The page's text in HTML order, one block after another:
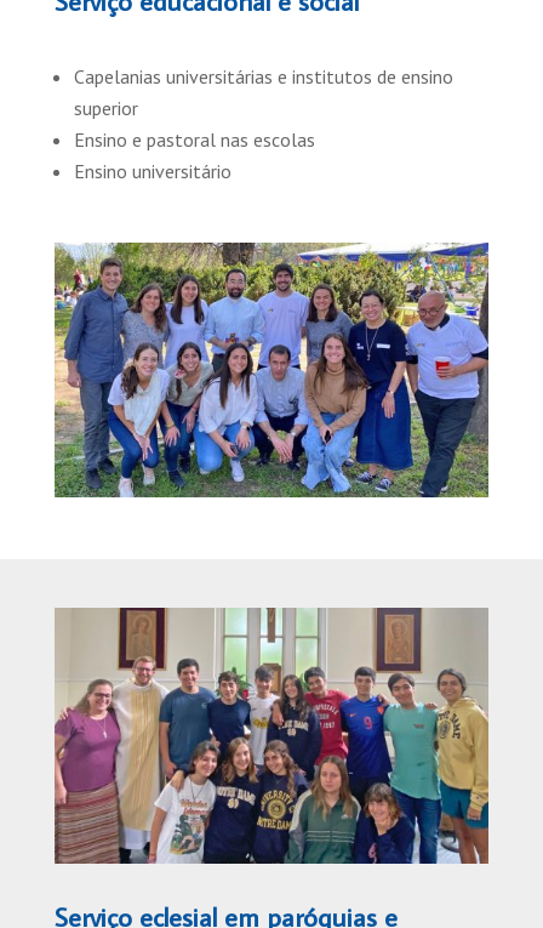
Capelanias universitárias e institutos de ensino
superior
Ensino e pastoral nas escolas
Ensino universitário
Serviço eclesial em paróquias e